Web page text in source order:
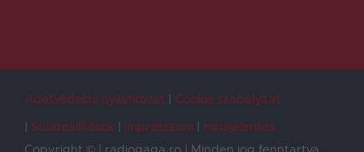
Adatvédelmi nyilatkozat
Cookie szabályzat
Sütibeállítások
Impresszum
Hibajelentés